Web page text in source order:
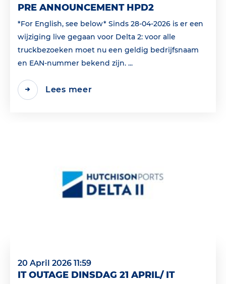
PRE ANNOUNCEMENT HPD2
*For English, see below* Sinds 28-04-2026 is er een
wijziging live gegaan voor Delta 2: voor alle
truckbezoeken moet nu een geldig bedrijfsnaam
en EAN‑nummer bekend zijn. ...
Lees meer
20 April 2026 11:59
IT OUTAGE DINSDAG 21 APRIL/ IT